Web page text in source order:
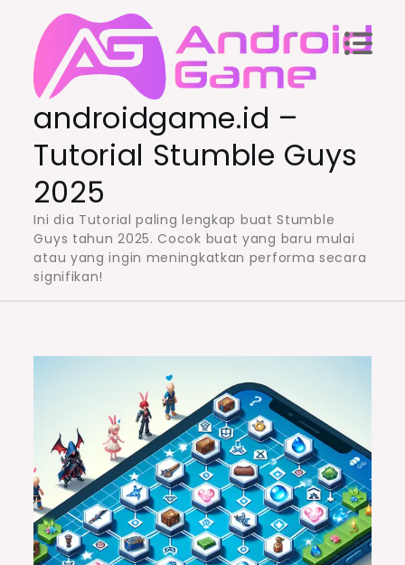
content
androidgame.id –
Tutorial Stumble Guys
2025
Ini dia Tutorial paling lengkap buat Stumble
Guys tahun 2025. Cocok buat yang baru mulai
atau yang ingin meningkatkan performa secara
signifikan!